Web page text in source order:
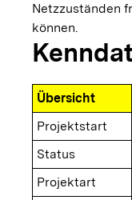
Netzzuständen
können.
Übersicht
Projektstart
Status
Projektart